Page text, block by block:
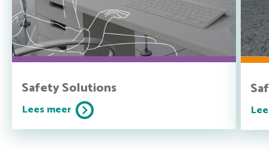
Safety Solutions
Lees meer